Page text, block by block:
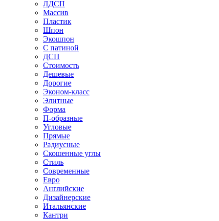
ЛДСП
Массив
Пластик
Шпон
Экошпон
С патиной
ДСП
Стоимость
Дешевые
Дорогие
Эконом-класс
Элитные
Форма
П-образные
Угловые
Прямые
Радиусные
Скошенные углы
Стиль
Современные
Евро
Английские
Дизайнерские
Итальянские
Кантри